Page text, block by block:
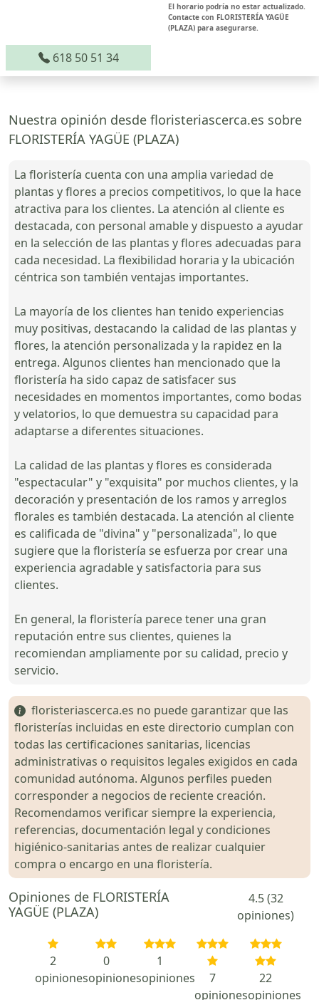
El horario podría no estar actualizado.
Contacte con FLORISTERÍA YAGÜE
(PLAZA) para asegurarse.
618 50 51 34
Nuestra opinión desde floristeriascerca.es sobre
FLORISTERÍA YAGÜE (PLAZA)
La floristería cuenta con una amplia variedad de
plantas y flores a precios competitivos, lo que la hace
atractiva para los clientes. La atención al cliente es
destacada, con personal amable y dispuesto a ayudar
en la selección de las plantas y flores adecuadas para
cada necesidad. La flexibilidad horaria y la ubicación
céntrica son también ventajas importantes.
La mayoría de los clientes han tenido experiencias
muy positivas, destacando la calidad de las plantas y
flores, la atención personalizada y la rapidez en la
entrega. Algunos clientes han mencionado que la
floristería ha sido capaz de satisfacer sus
necesidades en momentos importantes, como bodas
y velatorios, lo que demuestra su capacidad para
adaptarse a diferentes situaciones.
La calidad de las plantas y flores es considerada
"espectacular" y "exquisita" por muchos clientes, y la
decoración y presentación de los ramos y arreglos
florales es también destacada. La atención al cliente
es calificada de "divina" y "personalizada", lo que
sugiere que la floristería se esfuerza por crear una
experiencia agradable y satisfactoria para sus
clientes.
En general, la floristería parece tener una gran
reputación entre sus clientes, quienes la
recomiendan ampliamente por su calidad, precio y
servicio.
floristeriascerca.es no puede garantizar que las
floristerías incluidas en este directorio cumplan con
todas las certificaciones sanitarias, licencias
administrativas o requisitos legales exigidos en cada
comunidad autónoma. Algunos perfiles pueden
corresponder a negocios de reciente creación.
Recomendamos verificar siempre la experiencia,
referencias, documentación legal y condiciones
higiénico-sanitarias antes de realizar cualquier
compra o encargo en una floristería.
Opiniones de FLORISTERÍA
YAGÜE (PLAZA)
4.5 (32
opiniones)
2
opiniones
0
opiniones
1
opiniones
7
opiniones
22
opiniones